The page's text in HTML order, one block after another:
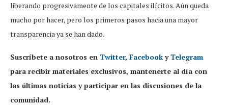
liberando progresivamente de los capitales ilícitos. Aún queda
mucho por hacer, pero los primeros pasos hacia una mayor
transparencia ya se han dado.
Suscríbete a nosotros en Twitter, FacebookyTelegram
para recibir materiales exclusivos, mantenerte al día con
las últimas noticias y participar en las discusiones de la
comunidad.